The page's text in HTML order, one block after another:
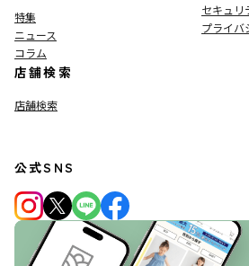
特集
ニュース
コラム
店舗検索
店舗検索
セキュリ
プライバ
公式SNS